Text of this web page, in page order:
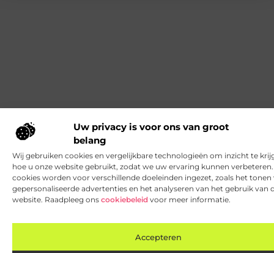
Uw privacy is voor ons van groot
belang
Wij gebruiken cookies en vergelijkbare technologieën om inzicht te
hoe u onze website gebruikt, zodat we uw ervaring kunnen verbeteren.
cookies worden voor verschillende doeleinden ingezet, zoals het tonen
gepersonaliseerde advertenties en het analyseren van het gebruik van
website. Raadpleeg ons cookiebeleid voor meer informatie.
Accepteren